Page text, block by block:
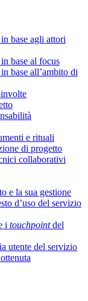
base agli attori
base al focus
base all’ambito di
e rituali
di progetto
collaborativi
e la sua gestione
d’uso del servizio
i touchpointdel
utente del servizio